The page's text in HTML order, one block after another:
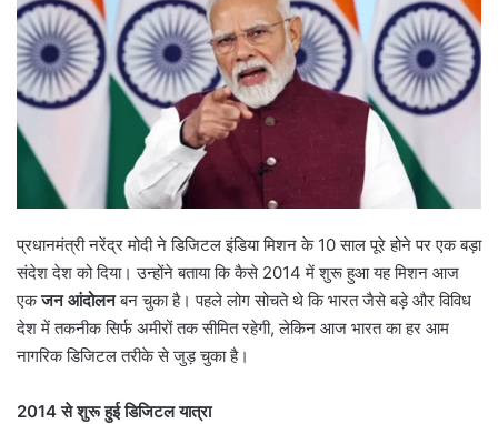
प्रधानमंत्री नरेंद्र मोदी ने डिजिटल इंडिया मिशन के 10 साल पूरे होने पर एक बड़ा
संदेश देश को दिया। उन्होंने बताया कि कैसे 2014 में शुरू हुआ यह मिशन आज
एकजन आंदोलनबन चुका है। पहले लोग सोचते थे कि भारत जैसे बड़े और विविध
देश में तकनीक सिर्फ अमीरों तक सीमित रहेगी, लेकिन आज भारत का हर आम
नागरिक डिजिटल तरीके से जुड़ चुका है।
2014से शुरू हुई डिजिटल यात्रा